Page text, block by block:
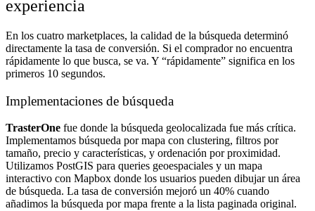
experiencia
En los cuatro marketplaces, la calidad de la búsqueda determinó
directamente la tasa de conversión. Si el comprador no encuentra
rápidamente lo que busca, se va. Y “rápidamente” significa en los
primeros 10 segundos.
Implementaciones de búsqueda
TrasterOne fue donde la búsqueda geolocalizada fue más crítica.
Implementamos búsqueda por mapa con clustering, filtros por
tamaño, precio y características, y ordenación por proximidad.
Utilizamos PostGIS para queries geoespaciales y un mapa
interactivo con Mapbox donde los usuarios pueden dibujar un área
de búsqueda. La tasa de conversión mejoró un 40% cuando
añadimos la búsqueda por mapa frente a la lista paginada original.